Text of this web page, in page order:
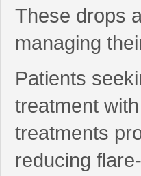
These drops
managing
Patients
treatment with
treatments
reducing